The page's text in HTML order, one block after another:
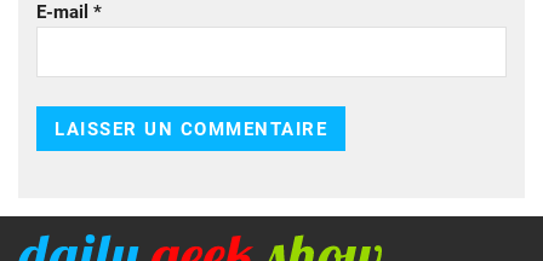
E-mail *